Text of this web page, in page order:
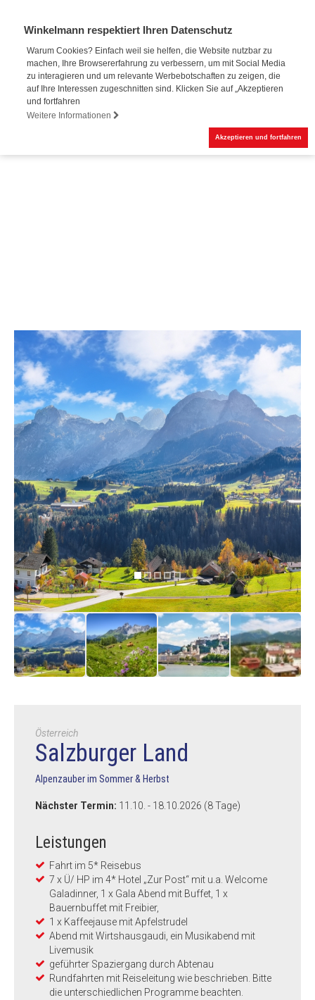
Winkelmann respektiert Ihren Datenschutz
Warum Cookies? Einfach weil sie helfen, die Website nutzbar zu
machen, Ihre Browsererfahrung zu verbessern, um mit Social Media
zu interagieren und um relevante Werbebotschaften zu zeigen, die
auf Ihre Interessen zugeschnitten sind. Klicken Sie auf „Akzeptieren
und fortfahren
Weitere Informationen
Akzeptieren und fortfahren
Österreich
Salzburger Land
Alpenzauber im Sommer & Herbst
Nächster Termin: 11.10. - 18.10.2026 (8 Tage)
Leistungen
Fahrt im 5* Reisebus
7 x Ü/ HP im 4* Hotel „Zur Post“ mit u.a. Welcome
Galadinner, 1 x Gala Abend mit Buffet, 1 x
Bauernbuffet mit Freibier,
1 x Kaffeejause mit Apfelstrudel
Abend mit Wirtshausgaudi, ein Musikabend mit
Livemusik
geführter Spaziergang durch Abtenau
Rundfahrten mit Reiseleitung wie beschrieben. Bitte
die unterschiedlichen Programme beachten.